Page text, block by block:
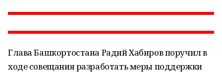
Глава Башкортостана Радий Хабиров поручил в
ходе совещания разработать меры поддержки